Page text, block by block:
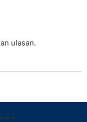
ulasan.